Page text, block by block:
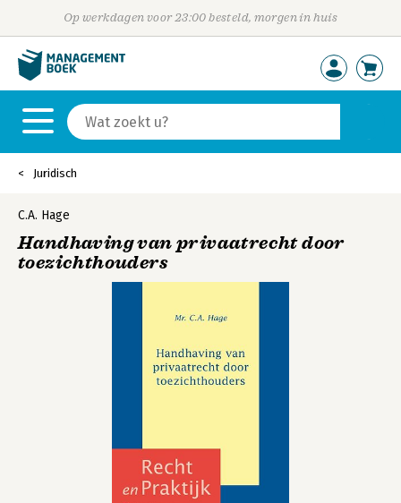
Op werkdagen voor 23:00 besteld, morgen in huis
Juridisch
C.A. Hage
Handhaving van privaatrecht door
toezichthouders